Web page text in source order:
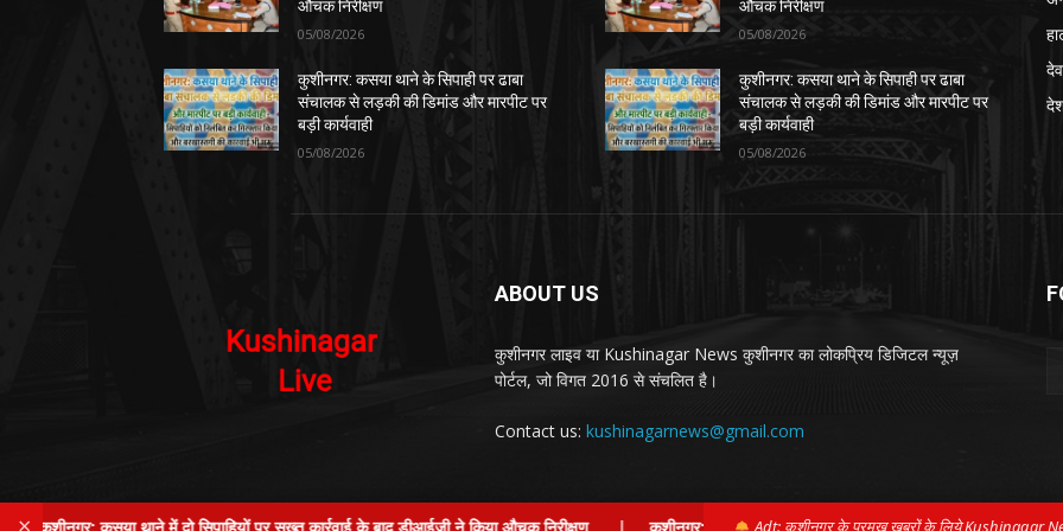
औचक निरीक्षण
05/08/2026
कुशीनगर: कसया थाने के सिपाही पर ढाबा
संचालक से लड़की की डिमांड और मारपीट पर
बड़ी कार्यवाही
05/08/2026
औचक निरीक्षण
05/08/2026
कुशीनगर: कसया थाने के सिपाही पर ढाबा
संचालक से लड़की की डिमांड और मारपीट पर
बड़ी कार्यवाही
05/08/2026
ABOUT US
कुशीनगर लाइव या Kushinagar News कुशीनगर का लोकप्रिय डिजिटल न्यूज़
पोर्टल, जो विगत 2016 से संचलित है।
Contact us: kushinagarnews@gmail.com
कसया थाने में दो सिपाहियों पर सख्त कार्रवाई के बाद डीआईजी ने किया औचक निरीक्षण | कुशीनगर: कसया थाने के सिपाही पर ढाबा संचालक से लड़की की डिमांड और मारपीट
Adt: कुशीनगर के प्रमुख़ खबरों के लिये Kushinagar